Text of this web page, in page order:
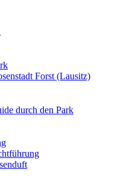
Forst (Lausitz)
durch den Park